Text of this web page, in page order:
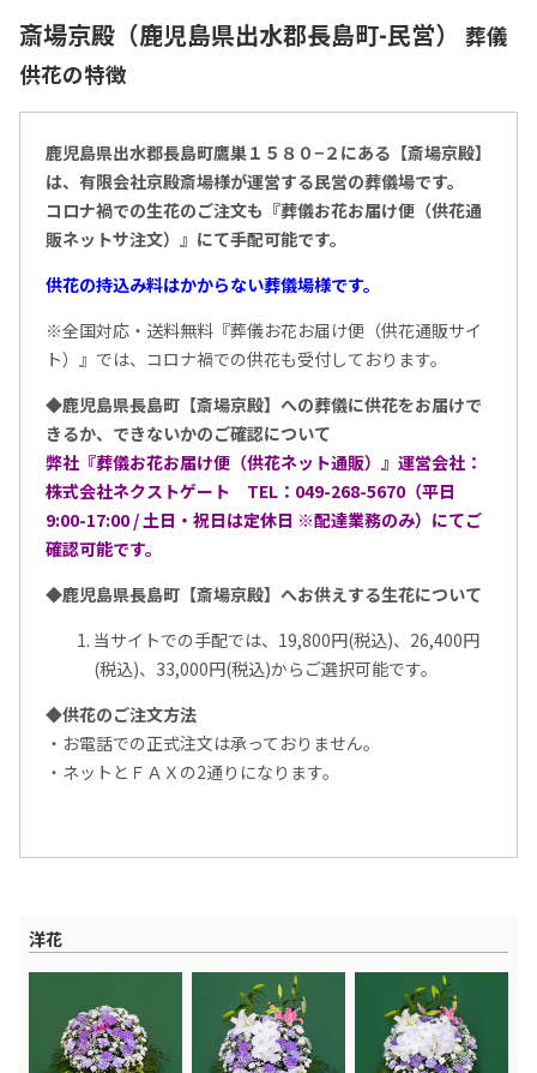
斎場京殿（鹿児島県出水郡長島町-民営） 葬儀
供花の特徴
鹿児島県出水郡長島町鷹巣１５８０−２にある【斎場京殿】
は、有限会社京殿斎場様が運営する民営の葬儀場です。
コロナ禍での生花のご注文も『葬儀お花お届け便（供花通
販ネットサ注文）』にて手配可能です。
供花の持込み料はかからない葬儀場様です。
※全国対応・送料無料『葬儀お花お届け便（供花通販サイ
ト）』では、コロナ禍での供花も受付しております。
◆鹿児島県長島町【斎場京殿】への葬儀に供花をお届けで
きるか、できないかのご確認について
弊社『葬儀お花お届け便（供花ネット通販）』運営会社：
株式会社ネクストゲート TEL：049-268-5670（平日
9:00-17:00 / 土日・祝日は定休日 ※配達業務のみ）にてご
確認可能です。
◆鹿児島県長島町【斎場京殿】へお供えする生花について
当サイトでの手配では、19,800円(税込)、26,400円
(税込)、33,000円(税込)からご選択可能です。
◆供花のご注文方法
・お電話での正式注文は承っておりません。
・ネットとＦＡＸの2通りになります。
洋花